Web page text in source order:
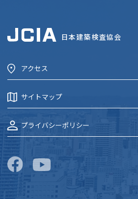
日本建築検査協会
アクセス
サイトマップ
プライバシーポリシー